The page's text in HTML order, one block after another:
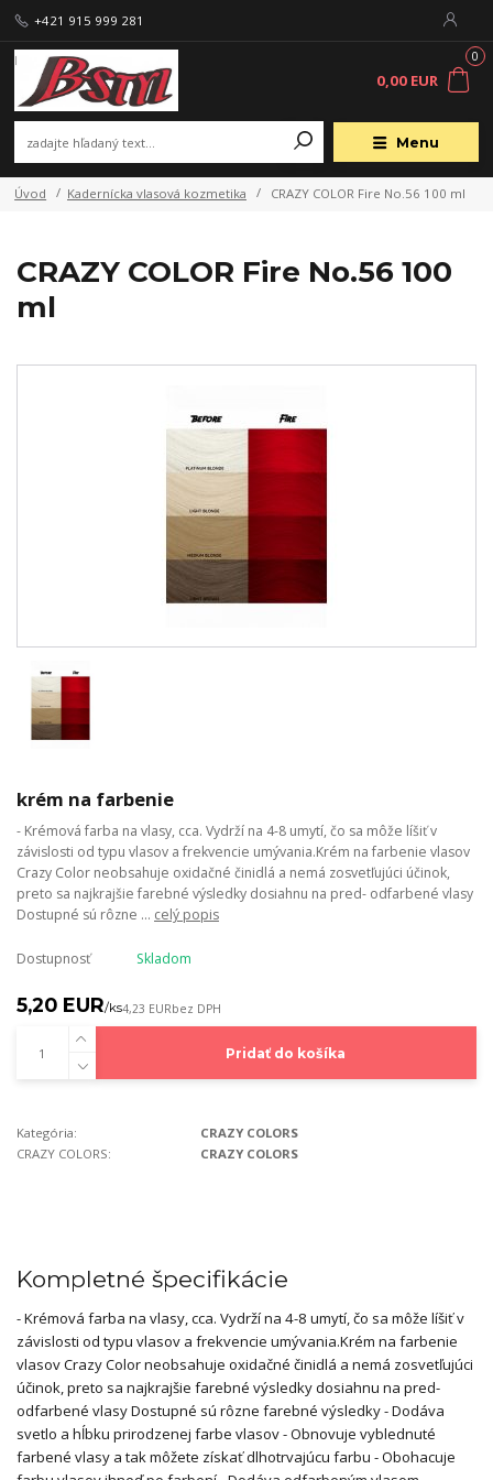
Menu
+421 915 999 281
0
0,00 EUR
Úvod Kadernícka vlasová kozmetika CRAZY COLOR Fire No.56 100 ml
CRAZY COLOR Fire No.56 100
ml
krém na farbenie
- Krémová farba na vlasy, cca. Vydrží na 4-8 umytí, čo sa môže líšiť v
závislosti od typu vlasov a frekvencie umývania.Krém na farbenie vlasov
Crazy Color neobsahuje oxidačné činidlá a nemá zosvetľujúci účinok,
preto sa najkrajšie farebné výsledky dosiahnu na pred- odfarbené vlasy
Dostupné sú rôzne ... celý popis
Dostupnosť Skladom
5,20 EUR/ks4,23 EURbez DPH
Pridať do košíka
Kategória:
CRAZY COLORS
CRAZY COLORS:
CRAZY COLORS
Kompletné špecifikácie
- Krémová farba na vlasy, cca. Vydrží na 4-8 umytí, čo sa môže líšiť v
závislosti od typu vlasov a frekvencie umývania.Krém na farbenie
vlasov Crazy Color neobsahuje oxidačné činidlá a nemá zosvetľujúci
účinok, preto sa najkrajšie farebné výsledky dosiahnu na pred-
odfarbené vlasy Dostupné sú rôzne farebné výsledky - Dodáva
svetlo a hĺbku prirodzenej farbe vlasov - Obnovuje vyblednuté
farbené vlasy a tak môžete získať dlhotrvajúcu farbu - Obohacuje